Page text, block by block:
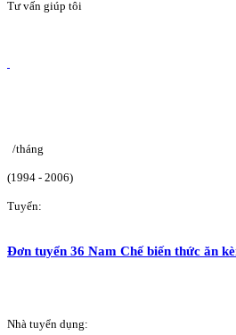
Tư vấn giúp tôi
/tháng
(1994 - 2006)
Tuyển:
Đơn tuyển 36 Nam Chế biến thức ăn
Nhà tuyển dụng: